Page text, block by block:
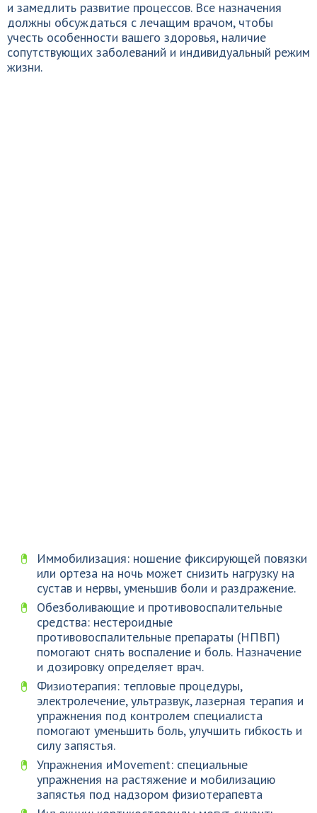
и замедлить развитие процессов. Все назначения
должны обсуждаться с лечащим врачом, чтобы
учесть особенности вашего здоровья, наличие
сопутствующих заболеваний и индивидуальный режим
жизни.
Иммобилизация: ношение фиксирующей повязки
или ортеза на ночь может снизить нагрузку на
сустав и нервы, уменьшив боли и раздражение.
Обезболивающие и противовоспалительные
средства: нестероидные
противовоспалительные препараты (НПВП)
помогают снять воспаление и боль. Назначение
и дозировку определяет врач.
Физиотерапия: тепловые процедуры,
электролечение, ультразвук, лазерная терапия и
упражнения под контролем специалиста
помогают уменьшить боль, улучшить гибкость и
силу запястья.
Упражнения иMovement: специальные
упражнения на растяжение и мобилизацию
запястья под надзором физиотерапевта